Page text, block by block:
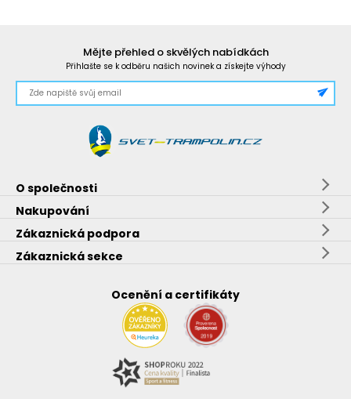
Mějte přehled o skvělých nabídkách
Přihlašte se k odběru našich novinek a získejte výhody
O společnosti
Nakupování
Zákaznická podpora
Zákaznická sekce
Ocenění a certifikáty